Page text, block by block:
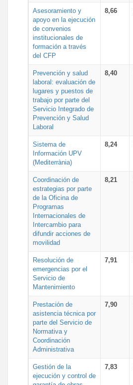
Asesoramiento y
apoyo en la ejecución
de convenios
institucionales de
formación a través
del CFP
8,66
Prevención y salud
laboral: evaluación de
lugares y puestos de
trabajo por parte del
Servicio Integrado de
Prevención y Salud
Laboral
8,40
Sistema de
Información UPV
(Mediterrània)
8,24
Coordinación de
estrategias por parte
de la Oficina de
Programas
Internacionales de
Intercambio para
difundir acciones de
movilidad
8,21
Resolución de
emergencias por el
Servicio de
Mantenimiento
7,91
Prestación de
asistencia técnica por
parte del Servicio de
Normativa y
Coordinación
Administrativa
7,90
Gestión de la
ejecución y control de
7,83